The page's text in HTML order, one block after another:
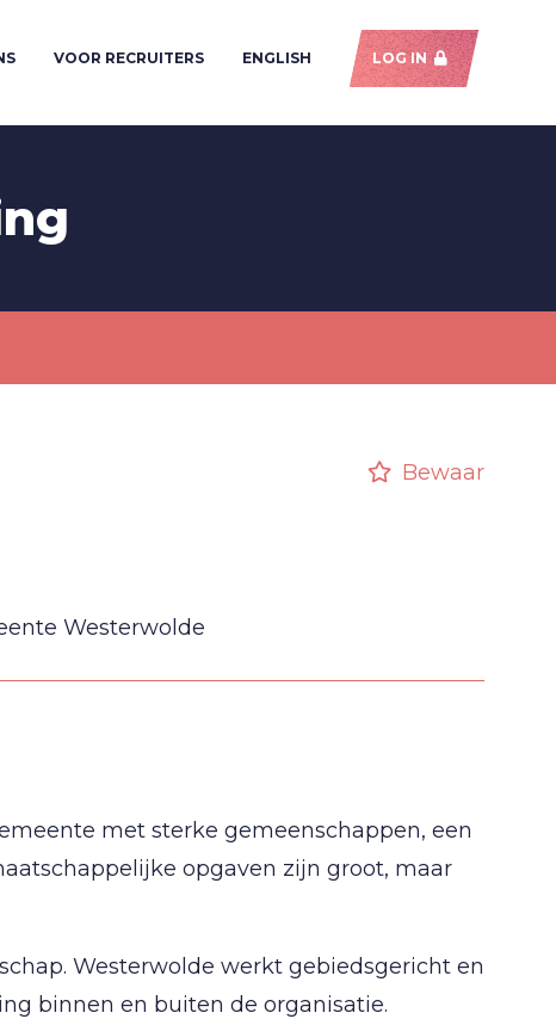
VOOR RECRUITERS ENGLISH LOG IN
Westerwolde
Bewaar
met sterke gemeenschappen, een
opgaven zijn groot, maar
Westerwolde werkt gebiedsgericht en
binnen en buiten de organisatie.